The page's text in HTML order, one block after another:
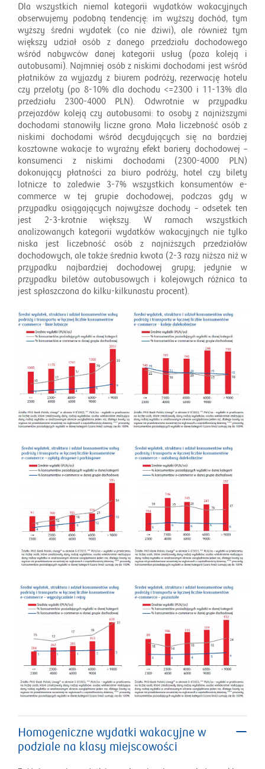
Dla wszystkich niemal kategorii wydatków wakacyjnych
obserwujemy podobną tendencję: im wyższy dochód, tym
wyższy średni wydatek (co nie dziwi), ale również tym
większy udział osób z danego przedziału dochodowego
wśród nabywców danej kategorii usług (poza koleją i
autobusami). Najmniej osób z niskimi dochodami jest wśród
płatników za wyjazdy z biurem podróży, rezerwację hotelu
czy przeloty (po 8-10% dla dochodu <=2300 i 11-13% dla
przedziału 2300-4000 PLN). Odwrotnie w przypadku
przejazdów koleją czy autobusami: to osoby z najniższymi
dochodami stanowiły liczne grono. Mała liczebność osób z
niskimi dochodami wśród decydujących się na bardziej
kosztowne wakacje to wyraźny efekt bariery dochodowej –
konsumenci z niskimi dochodami (2300-4000 PLN)
dokonujący płatności za biuro podróży, hotel czy bilety
lotnicze to zaledwie 3-7% wszystkich konsumentów e-
commerce w tej grupie dochodowej, podczas gdy w
przypadku osiągających najwyższe dochody – odsetek ten
jest 2-3-krotnie większy. W ramach wszystkich
analizowanych kategorii wydatków wakacyjnych nie tylko
niska jest liczebność osób z najniższych przedziałów
dochodowych, ale także średnia kwota (2-3 razy niższa niż w
przypadku najbardziej dochodowej grupy; jedynie w
przypadku biletów autobusowych i kolejowych różnica ta
jest spłaszczona do kilku-kilkunastu procent).
Homogeniczne wydatki wakacyjne w
podziale na klasy miejscowości